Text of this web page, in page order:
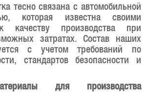
тесно связана с автомобильной
которая известна своими
качеству производства при
затратах. Состав наших
с учетом требований по
стандартов безопасности и
для производства